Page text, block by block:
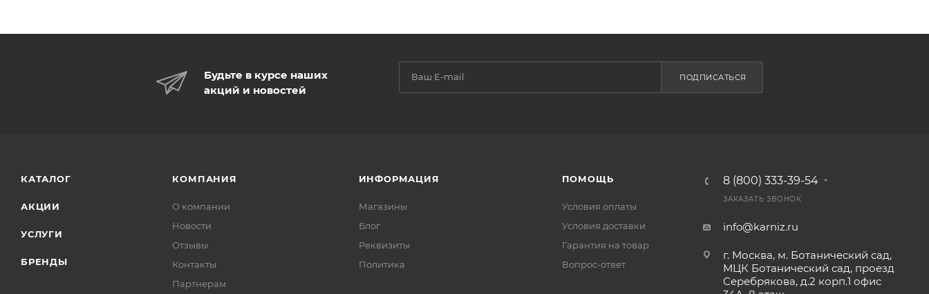
Будьте в курсе наших
акций и новостей
ПОДПИСАТЬСЯ
КАТАЛОГ
АКЦИИ
УСЛУГИ
БРЕНДЫ
КОМПАНИЯ
О компании
Новости
Отзывы
Контакты
Партнерам
ИНФОРМАЦИЯ
Магазины
Блог
Реквизиты
Политика
ПОМОЩЬ
Условия оплаты
Условия доставки
Гарантия на товар
Вопрос-ответ
8 (800) 333-39-54
ЗАКАЗАТЬ ЗВОНОК
info@karniz.ru
г. Москва, м. Ботанический сад,
МЦК Ботанический сад, проезд
Серебрякова, д.2 корп.1 офис